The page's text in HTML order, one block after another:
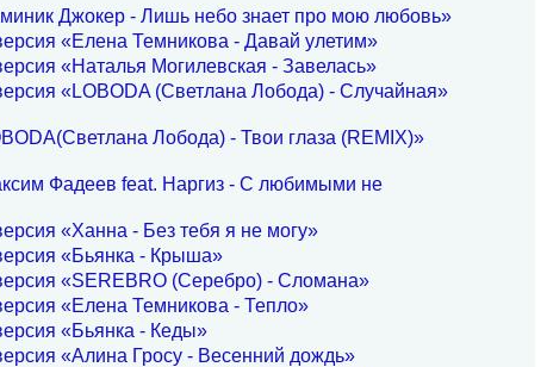
Джокер - Лишь небо знает про мою любовь»
«Елена Темникова - Давай улетим»
«Наталья Могилевская - Завелась»
«LOBODA (Светлана Лобода) - Случайная»
Лобода) - Твои глаза (REMIX)»
Фадеев feat. Наргиз - С любимыми не
«Ханна - Без тебя я не могу»
«Бьянка - Крыша»
«SEREBRO (Серебро) - Сломана»
«Елена Темникова - Тепло»
«Бьянка - Кеды»
«Алина Гросу - Весенний дождь»